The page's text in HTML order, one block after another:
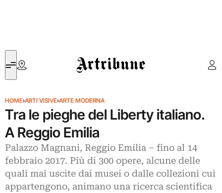
Artribune
HOME›ARTI VISIVE›ARTE MODERNA
Tra le pieghe del Liberty italiano.
A Reggio Emilia
Palazzo Magnani, Reggio Emilia – fino al 14
febbraio 2017. Più di 300 opere, alcune delle
quali mai uscite dai musei o dalle collezioni cui
appartengono, animano una ricerca scientifica